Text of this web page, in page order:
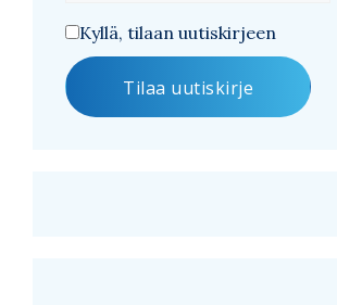
Kyllä, tilaan uutiskirjeen